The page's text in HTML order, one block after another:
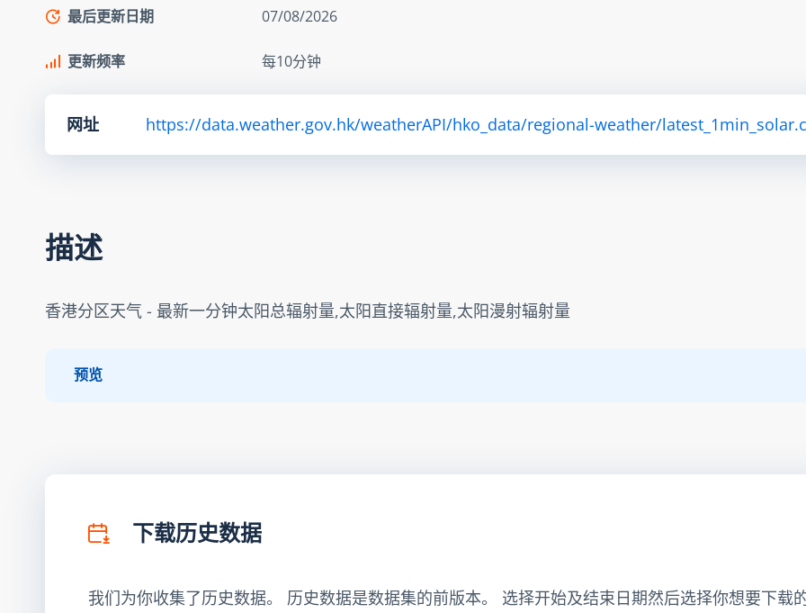
最后更新日期 07/08/2026
更新频率 每10分钟
网址 https://data.weather.gov.hk/weatherAPI/hko_data/regional-weather/
描述
香港分区天气 - 最新一分钟太阳总辐射量,太阳直接辐射量,太阳漫射辐射量
预览
下载历史数据
我们为你收集了历史数据。 历史数据是数据集的前版本。 选择开始及结束日期然后选择你想要下载